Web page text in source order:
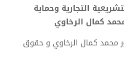
التجارية وحماية
محمد كمال الرخاوي و حقوق